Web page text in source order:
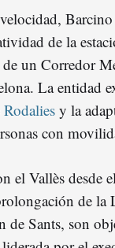
de la
un Corredor
La entidad
Rodalies y la
con
el Vallès desde
de la
de Sants, son